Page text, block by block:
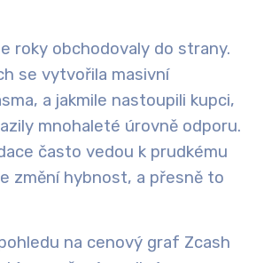
roky obchodovaly do strany.
se vytvořila masivní
a jakmile nastoupili kupci,
mnohaleté úrovně odporu.
často vedou k prudkému
změní hybnost, a přesně to
na cenový graf Zcash